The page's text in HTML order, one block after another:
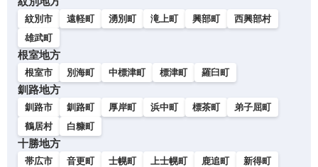
紋別市 遠軽町 湧別町 滝上町 興部町
西興部村
雄武町
根室地方
根室市 別海町 中標津町 標津町 羅臼町
釧路地方
釧路市 釧路町 厚岸町 浜中町 標茶町
弟子屈町
鶴居村
白糠町
十勝地方
帯広市 音更町 士幌町 上士幌町 鹿追町
新得町